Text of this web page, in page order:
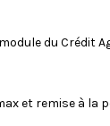
du Crédit
et remise à la